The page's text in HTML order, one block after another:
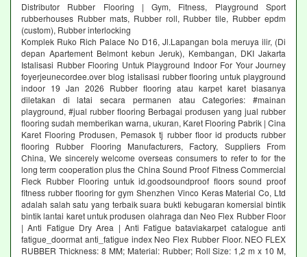
Distributor Rubber Flooring | Gym, Fitness, Playground Sport
rubberhouses Rubber mats, Rubber roll, Rubber tile, Rubber epdm
(custom), Rubber interlocking
Komplek Ruko Rich Palace No D16, Jl.Lapangan bola meruya ilir, (Di
depan Apartement Belmont kebun Jeruk), Kembangan, DKI Jakarta
Istalisasi Rubber Flooring Untuk Playground Indoor For Your Journey
foyerjeunecordee.over blog istalisasi rubber flooring untuk playground
indoor 19 Jan 2026 Rubber flooring atau karpet karet biasanya
diletakan di latai secara permanen atau Categories: #mainan
playground, #jual rubber flooring Berbagai produsen yang jual rubber
flooring sudah memberikan warna, ukuran, Karet Flooring Pabrik | Cina
Karet Flooring Produsen, Pemasok tj rubber floor id products rubber
flooring Rubber Flooring Manufacturers, Factory, Suppliers From
China, We sincerely welcome overseas consumers to refer to for the
long term cooperation plus the China Sound Proof Fitness Commercial
Fleck Rubber Flooring untuk id.goodsoundproof floors sound proof
fitness rubber flooring for gym Shenzhen Vinco Keras Material Co, Ltd
adalah salah satu yang terbaik suara bukti kebugaran komersial bintik
bintik lantai karet untuk produsen olahraga dan Neo Flex Rubber Floor
| Anti Fatigue Dry Area | Anti Fatigue bataviakarpet catalogue anti
fatigue_doormat anti_fatigue index Neo Flex Rubber Floor. NEO FLEX
RUBBER Thickness: 8 MM; Material: Rubber; Roll Size: 1,2 m x 10 M,